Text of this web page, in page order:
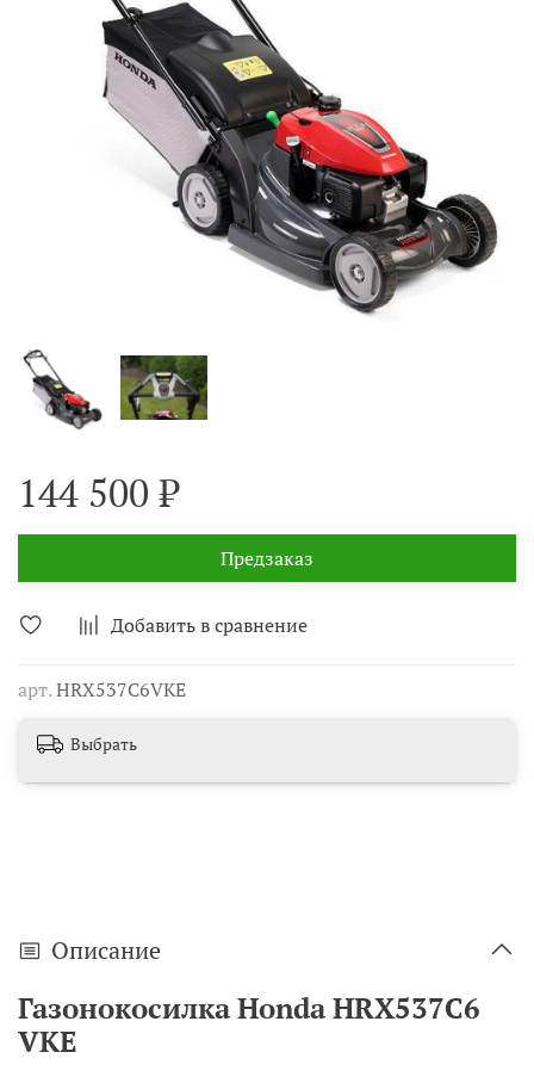
Добавить в сравнение
арт.HRX537С6VKE
144 500 ₽
Предзаказ
Выбрать
Описание
Газонокосилка Honda HRX537С6
VKE